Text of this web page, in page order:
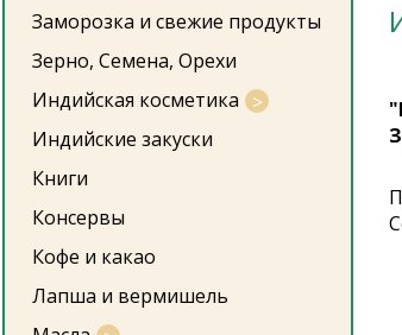
Заморозка и свежие продукты
Зерно, Семена, Орехи
Индийская косметика
Индийские закуски
Книги
Консервы
Кофе и какао
Лапша и вермишель